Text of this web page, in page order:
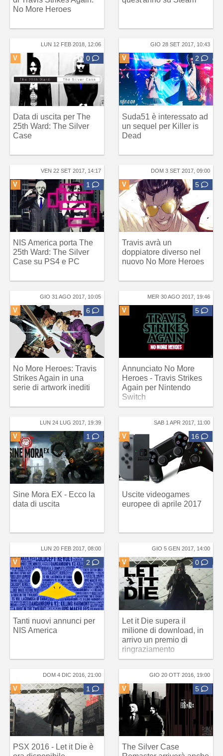
No More Heroes
LUN 12 FEB 2018, 12:06
V 0
Data di uscita per The
25th Ward: The Silver
Case
GIO 28 SET 2017, 10:43
V 2
Suda51 è interessato ad
un sequel per Killer is
Dead
VEN 22 SET 2017, 14:17
V 1
NIS America porta The
25th Ward: The Silver
Case su PS4 e PC
DOM 3 SET 2017, 09:00
V 5
Travis avrà un
doppiatore diverso nel
nuovo No More Heroes
GIO 31 AGO 2017, 10:05
V 6
No More Heroes: Travis
Strikes Again in una
serie di artwork inediti
MER 30 AGO 2017, 19:46
V 5
Annunciato No More
Heroes - Travis Strikes
Again per Nintendo
Switch
LUN 24 LUG 2017, 19:39
V 1
Sine Mora EX - Ecco la
data di uscita
SAB 1 APR 2017, 11:00
V 16
Uscite videogames
europee di aprile 2017
LUN 20 FEB 2017, 08:00
V 2
Tanti nuovi annunci per
NIS America
GIO 5 GEN 2017, 14:00
V 0
Let it Die supera il
milione di download, in
arrivo un premio di
ringraziamento
DOM 4 DIC 2016, 21:00
V 1
PSX 2016 - Let it Die è
GIO 20 OTT 2016, 19:00
V 5
The Silver Case